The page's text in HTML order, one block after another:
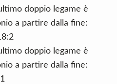
doppio legame è
a partire dalla fine:
doppio legame è
a partire dalla fine: